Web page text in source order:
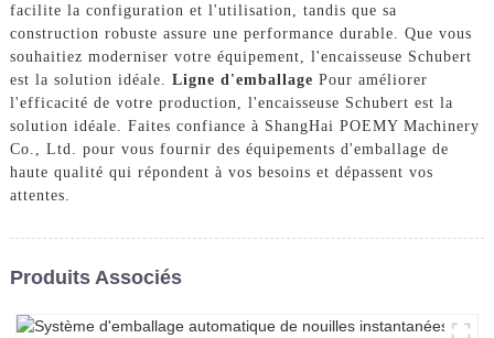
facilite la configuration et l'utilisation, tandis que sa
construction robuste assure une performance durable. Que vous
souhaitiez moderniser votre équipement, l'encaisseuse Schubert
est la solution idéale. Ligne d'emballage Pour améliorer
l'efficacité de votre production, l'encaisseuse Schubert est la
solution idéale. Faites confiance à ShangHai POEMY Machinery
Co., Ltd. pour vous fournir des équipements d'emballage de
haute qualité qui répondent à vos besoins et dépassent vos
attentes.
Produits Associés